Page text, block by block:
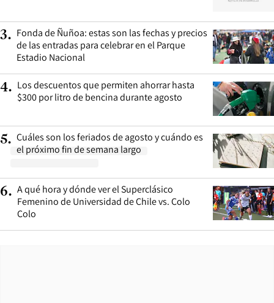
3. Fonda de Ñuñoa: estas son las fechas y precios
de las entradas para celebrar en el Parque
Estadio Nacional
4. Los descuentos que permiten ahorrar hasta
$300 por litro de bencina durante agosto
5. Cuáles son los feriados de agosto y cuándo es
el próximo fin de semana largo
6. A qué hora y dónde ver el Superclásico
Femenino de Universidad de Chile vs. Colo
Colo